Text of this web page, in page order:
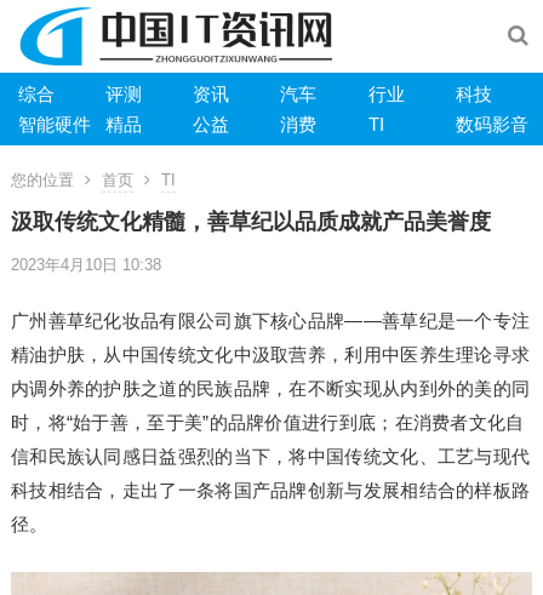
综合 评测 资讯 汽车 行业
科技
智能硬件
精品 公益 消费 TI 数码影音
您的位置 首页 TI
汲取传统文化精髓，善草纪以品质成就产品美誉度
2023年4月10日 10:38
广州善草纪化妆品有限公司旗下核心品牌——善草纪是一个专注
精油护肤，从中国传统文化中汲取营养，利用中医养生理论寻求
内调外养的护肤之道的民族品牌，在不断实现从内到外的美的同
时，将“始于善，至于美”的品牌价值进行到底；在消费者文化自
信和民族认同感日益强烈的当下，将中国传统文化、工艺与现代
科技相结合，走出了一条将国产品牌创新与发展相结合的样板路
径。